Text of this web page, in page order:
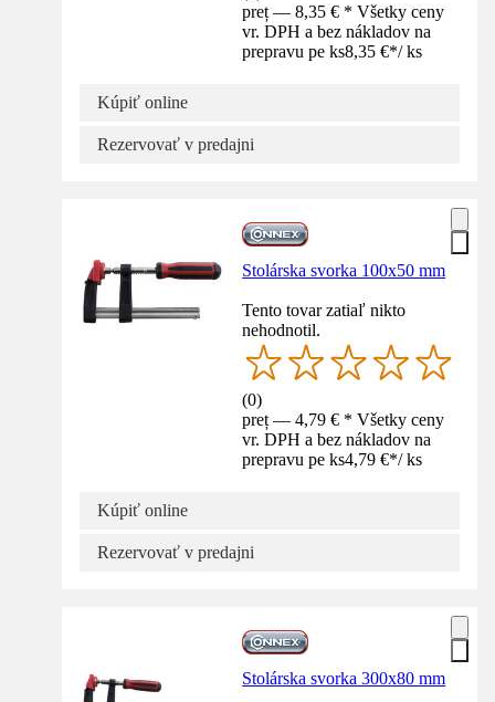
preț — 8,35 € * Všetky ceny
vr. DPH a bez nákladov na
prepravu pe ks8,35 €*/ ks
Kúpiť online
Rezervovať v predajni
Stolárska svorka 100x50 mm
Tento tovar zatiaľ nikto
nehodnotil.
(0)
preț — 4,79 € * Všetky ceny
vr. DPH a bez nákladov na
prepravu pe ks4,79 €*/ ks
Kúpiť online
Rezervovať v predajni
Stolárska svorka 300x80 mm